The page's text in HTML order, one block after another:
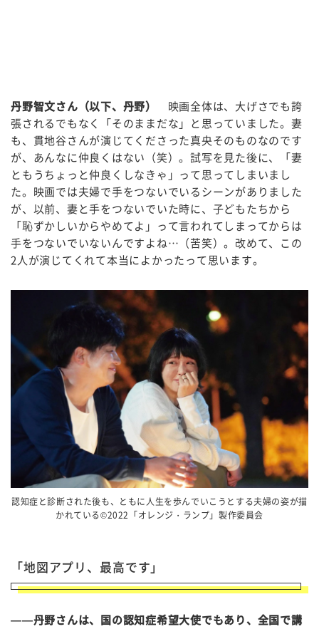
丹野智文さん（以下、丹野）
映画全体は、大げさでも誇
張されるでもなく「そのままだな」と思っていました。妻
も、貫地谷さんが演じてくださった真央そのものなのです
が、あんなに仲良くはない（笑）。試写を見た後に、「妻
ともうちょっと仲良くしなきゃ」って思ってしまいまし
た。映画では夫婦で手をつないでいるシーンがありました
が、以前、妻と手をつないでいた時に、子どもたちから
「恥ずかしいからやめてよ」って言われてしまってからは
手をつないでいないんですよね…（苦笑）。改めて、この
2人が演じてくれて本当によかったって思います。
認知症と診断された後も、ともに人生を歩んでいこうとする夫婦の姿が描
かれている©2022「オレンジ・ランプ」製作委員会
「地図アプリ、最高です」
——丹野さんは、国の認知症希望大使でもあり、全国で講